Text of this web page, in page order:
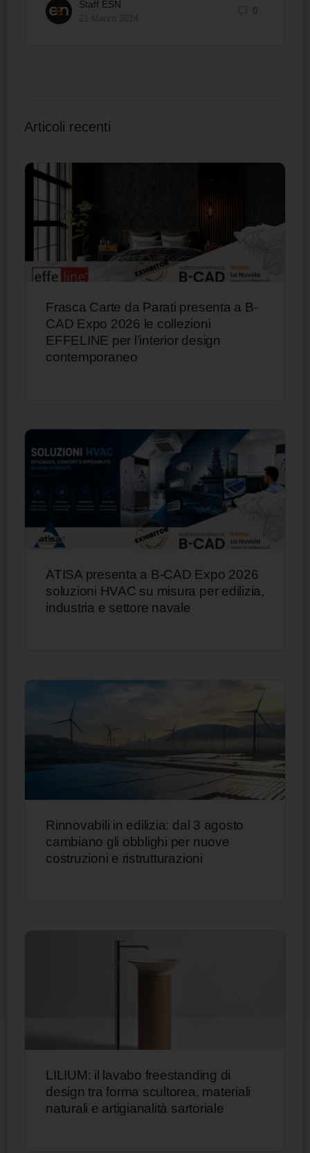
Staff ESN
0
Articoli recenti
Frasca Carte da Parati presenta a B-
CAD Expo 2026 le collezioni
EFFELINE per l’interior design
contemporaneo
ATISA presenta a B-CAD Expo 2026
soluzioni HVAC su misura per edilizia,
industria e settore navale
Rinnovabili in edilizia: dal 3 agosto
cambiano gli obblighi per nuove
costruzioni e ristrutturazioni
LILIUM: il lavabo freestanding di
design tra forma scultorea, materiali
naturali e artigianalità sartoriale